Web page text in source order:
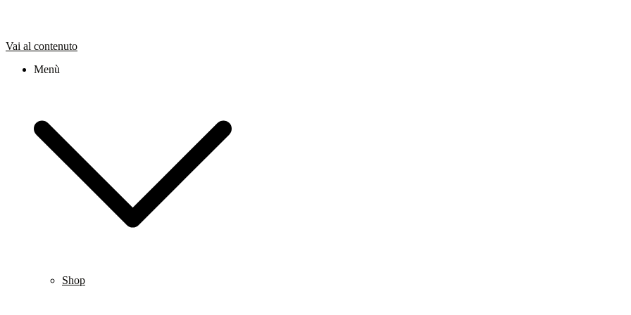
Vai al contenuto
Menù
Shop